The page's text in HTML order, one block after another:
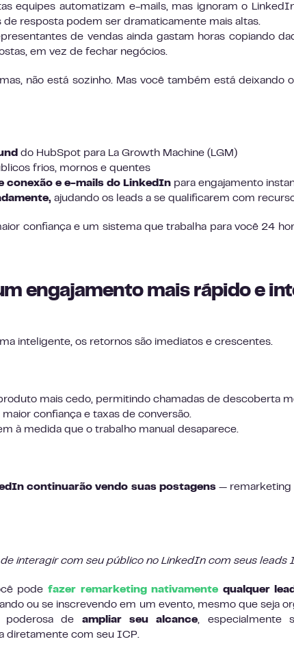
equipes automatizam e-mails, mas ignoram o
de resposta podem ser dramaticamente mais altas.
de vendas ainda gastam horas copiando
em vez de fechar negócios.
não está sozinho. Mas você também está deixando
do HubSpot para La Growth Machine (LGM)
frios, mornos e quentes
conexão e e-mails do LinkedIn para engajamento
ajudando os leads a se qualificarem com
confiança e um sistema que trabalha para você 24
engajamento mais rápido e
inteligente, os retornos são imediatos e crescentes.
mais cedo, permitindo chamadas de descoberta
confiança e taxas de conversão.
à medida que o trabalho manual desaparece.
continuarão vendo suas postagens— remarketing
interagir com seu público no LinkedIn com seus leads
pode fazer remarketing nativamente qualquer lead
ou se inscrevendo em um evento, mesmo que seja
poderosa de ampliar seu alcance, especialmente
diretamente com seu ICP.